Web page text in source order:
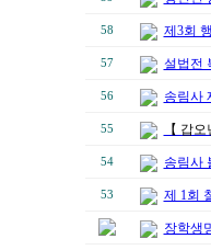
58 제3회
57 설법전
56 송림사
55 【 갑
54 송림사
53 제 1회
장학생